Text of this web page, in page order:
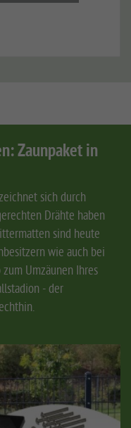
Zaunpaket in
sich durch
Drähte haben
sind heute
wie auch bei
Umzäunen Ihres
- der